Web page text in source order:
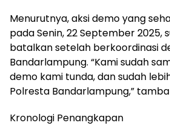
​Menurutnya, aksi demo yang
pada Senin, 22 September 2025,
batalkan setelah berkoordinasi
Bandarlampung. “Kami sudah
demo kami tunda, dan sudah
Polresta Bandarlampung,”
​Kronologi Penangkapan